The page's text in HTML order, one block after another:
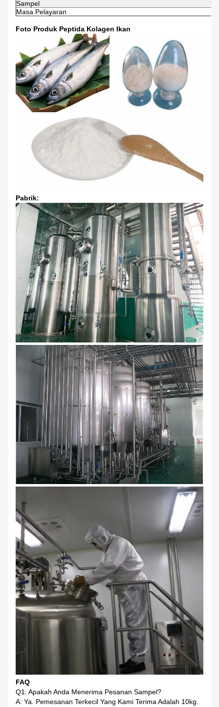
Sampel
Masa Pelayaran
Foto Produk Peptida Kolagen Ikan
Pabrik:
FAQ
Q1: Apakah Anda Menerima Pesanan Sampel?
A: Ya. Pemesanan Terkecil Yang Kami Terima Adalah 10kg.